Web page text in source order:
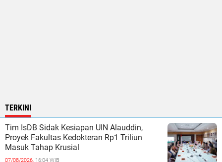
TERKINI
Tim IsDB Sidak Kesiapan UIN Alauddin,
Proyek Fakultas Kedokteran Rp1 Triliun
Masuk Tahap Krusial
07/08/2026, 16:04 WIB